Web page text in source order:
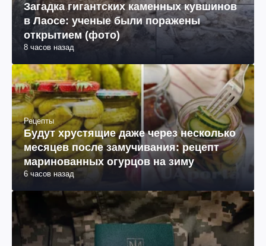
Загадка гигантских каменных кувшинов
в Лаосе: ученые были поражены
открытием (фото)
8 часов назад
Рецепты
Будут хрустящие даже через несколько
месяцев после замучивания: рецепт
маринованных огурцов на зиму
6 часов назад